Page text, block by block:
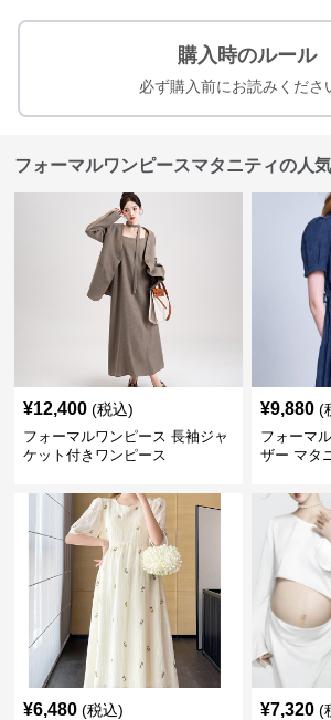
購入時のルール
必ず購入前にお読みくださ
フォーマルワンピースマタニティの人
¥12,400 (税込)
フォーマルワンピース 長袖ジャ
ケット付きワンピース
¥9,880 (
フォーマ
ザー マタ
¥6,480 (税込) ¥7,320 (